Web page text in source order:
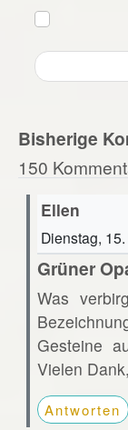
Bisherige
150
Ellen
Dienstag,
Grüner
Was
Gesteine
Vielen
Antworten